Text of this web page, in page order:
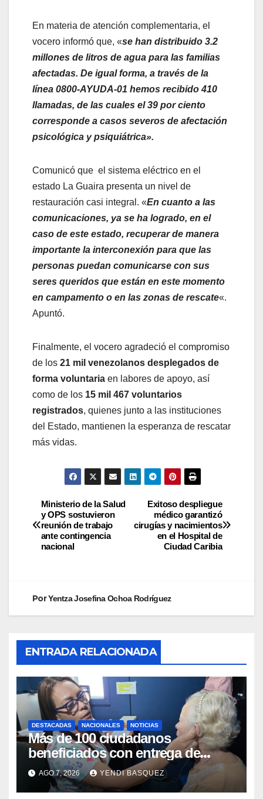
En materia de atención complementaria, el
vocero informó que, «se han distribuido 3.2
millones de litros de agua para las familias
afectadas. De igual forma, a través de la
línea 0800-AYUDA-01 hemos recibido 410
llamadas, de las cuales el 39 por ciento
corresponde a casos severos de afectación
psicológica y psiquiátrica».
Comunicó que el sistema eléctrico en el
estado La Guaira presenta un nivel de
restauración casi integral. «En cuanto a las
comunicaciones, ya se ha logrado, en el
caso de este estado, recuperar de manera
importante la interconexión para que las
personas puedan comunicarse con sus
seres queridos que están en este momento
en campamento o en las zonas de rescate«.
Apuntó.
Finalmente, el vocero agradeció el compromiso
de los 21 mil venezolanos desplegados de
forma voluntaria en labores de apoyo, así
como de los 15 mil 467 voluntarios
registrados, quienes junto a las instituciones
del Estado, mantienen la esperanza de rescatar
más vidas.
Exitoso despliegue
médico garantizó
cirugías y nacimientos
en el Hospital de
Ciudad Caribia
Ministerio de la Salud
y OPS sostuvieron
reunión de trabajo
ante contingencia
nacional
PorYentza Josefina Ochoa Rodríguez
ENTRADA RELACIONADA
DESTACADAS NACIONALES NOTICIAS
Más de 100 ciudadanos
beneficiados con entrega de
prótesis auditivas en el Centro de
Rehabilitación J.J. Arvelo
AGO 7, 2026 YENDI BASQUEZ